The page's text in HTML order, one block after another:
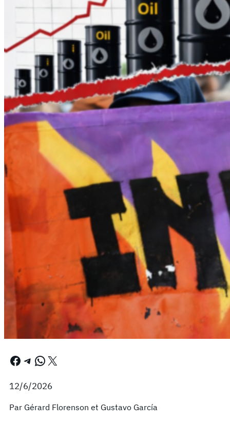
Facebook Telegram WhatsApp X
12/6/2026
Par Gérard Florenson et Gustavo García